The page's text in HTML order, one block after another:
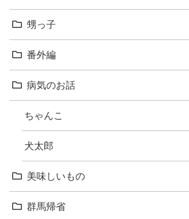
甥っ子
番外編
病気のお話
ちゃんこ
犬太郎
美味しいもの
群馬帰省